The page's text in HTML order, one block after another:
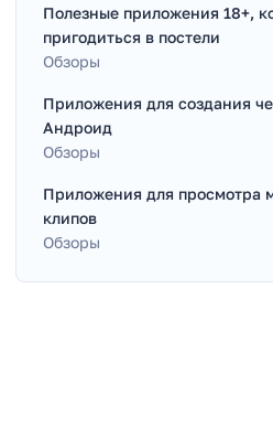
Полезные приложения 18+,
пригодиться в постели
Обзоры
Приложения для создания
Андроид
Обзоры
Приложения для просмотра
клипов
Обзоры